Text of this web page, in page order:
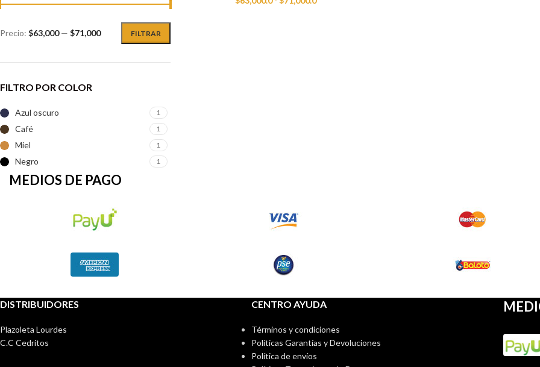
FILTRAR
Precio: $63,000— $71,000
FILTRO POR COLOR
Azul oscuro 1
Café 1
Miel 1
Negro 1
MEDIOS DE PAGO
DISTRIBUIDORES
Plazoleta Lourdes
C.C Cedritos
CENTRO AYUDA
Términos y condiciones
Políticas Garantías y Devoluciones
Política de envíos